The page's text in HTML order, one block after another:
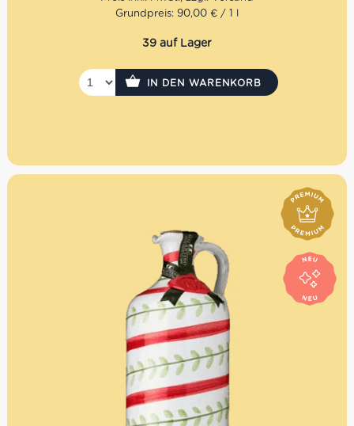
Mengenrabatt: erhalte beim Kauf von 3 nativen
Olivenölen Extra 12% Rabatt pro Artikel
Grundpreis: 90,00 € / 1 l
39 auf Lager
IN DEN WARENKORB